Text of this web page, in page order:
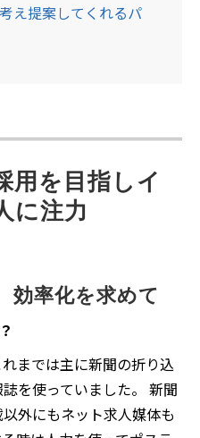
え提案してくれるパ
用を目指しイ
に注力
効率化を求めて
までは主に新聞の折り込
を使っていました。 新聞
外にもネット求人媒体も